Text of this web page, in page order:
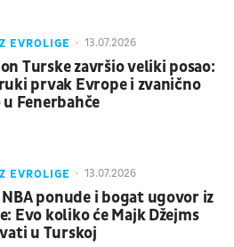
EVROLIGE 13.07.2026
Turske završio veliki posao:
prvak Evrope i zvanično
Fenerbahče
EVROLIGE 13.07.2026
ponude i bogat ugovor iz
Evo koliko će Majk Džejms
u Turskoj